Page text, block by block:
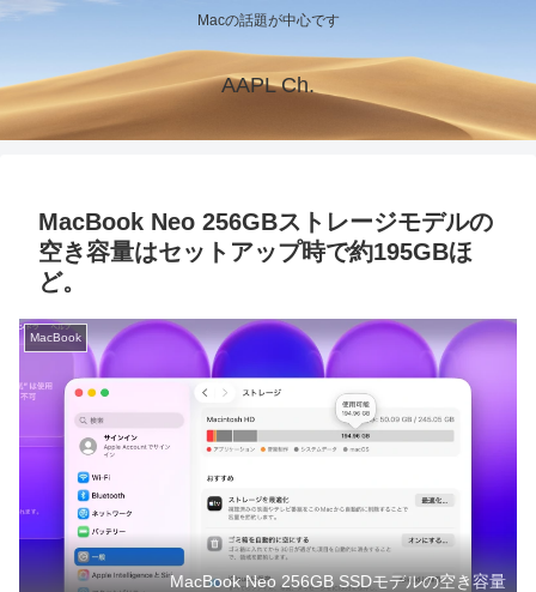
Macの話題が中心です
AAPL Ch.
MacBook Neo 256GBストレージモデルの
空き容量はセットアップ時で約195GBほ
ど。
MacBook
MacBook Neo 256GB SSDモデルの空き容量